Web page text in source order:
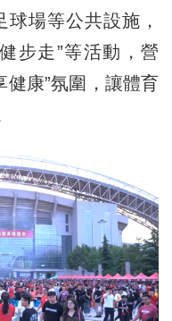
場等公共設施，
步走”等活動，營
健康”氛圍，讓體育